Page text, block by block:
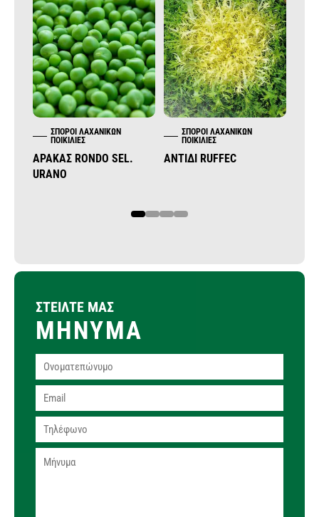
ΣΠΌΡΟΙ ΛΑΧΑΝΙΚΏΝ
ΠΟΙΚΙΛΊΕΣ
ΑΡΑΚΆΣ RONDO SEL.
URANO
ΣΠΌΡΟΙ ΛΑΧΑΝΙΚΏΝ
ΠΟΙΚΙΛΊΕΣ
ΑΝΤΊΔΙ RUFFEC
1 2 3 4
ΣΤΕΙΛΤΕ ΜΑΣ
ΜΗΝΥΜΑ